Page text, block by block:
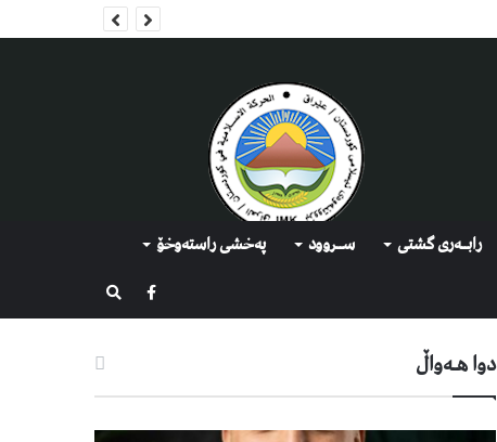
رابــه‌ری گشتی ســروود په‌خشی راسته‌وخۆ
گەڕان
دوا هـه‌واڵ